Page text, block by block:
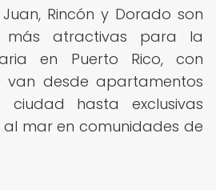
Rincón y Dorado son
atractivas para la
en Puerto Rico, con
van desde apartamentos
hasta exclusivas
al mar en comunidades de